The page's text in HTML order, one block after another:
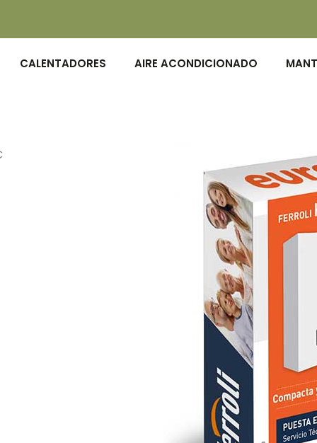
CALENTADORES AIRE ACONDICIONADO